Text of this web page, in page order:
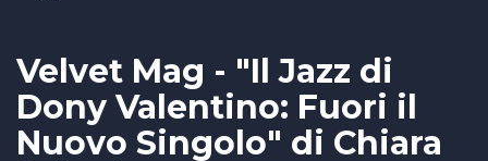
Velvet Mag - "Il Jazz di
Dony Valentino: Fuori il
Nuovo Singolo" di Chiara